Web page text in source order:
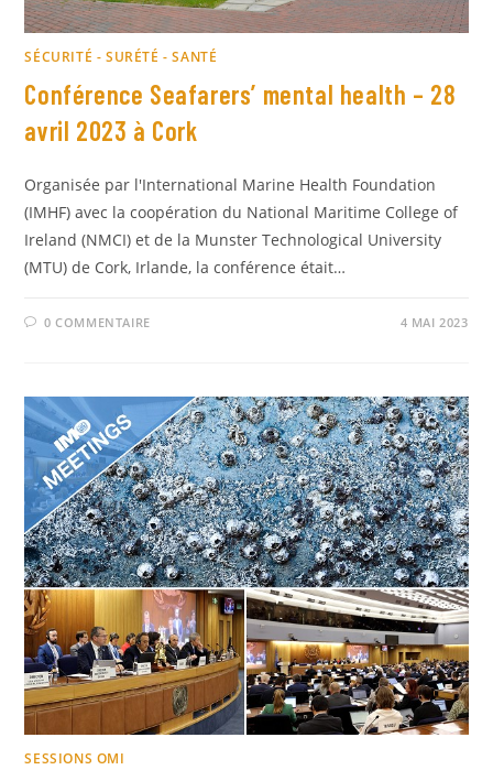
SÉCURITÉ - SURÉTÉ - SANTÉ
Conférence Seafarers’ mental health – 28
avril 2023 à Cork
Organisée par l'International Marine Health Foundation
(IMHF) avec la coopération du National Maritime College of
Ireland (NMCI) et de la Munster Technological University
(MTU) de Cork, Irlande, la conférence était…
0 COMMENTAIRE 4 MAI 2023
SESSIONS OMI